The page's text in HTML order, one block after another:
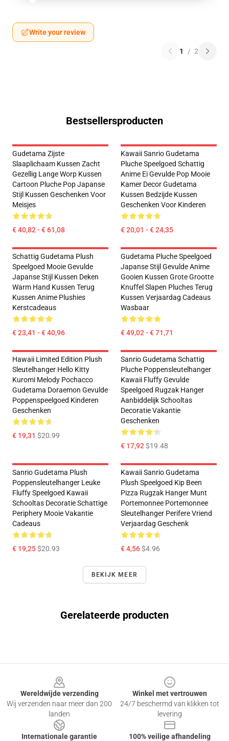
Write your review
1 / 2
Bestsellersproducten
Gudetama Zijste
Slaaplichaam Kussen Zacht
Gezellig Lange Worp Kussen
Cartoon Pluche Pop Japanse
Stijl Kussen Geschenken Voor
Meisjes
€ 40,82 - € 61,08
Kawaii Sanrio Gudetama
Pluche Speelgoed Schattig
Anime Ei Gevulde Pop Mooie
Kamer Decor Gudetama
Kussen Bedzijde Kussen
Geschenken Voor Kinderen
€ 20,01 - € 24,35
Schattig Gudetama Plush
Speelgoed Mooie Gevulde
Japanse Stijl Kussen Deken
Warm Hand Kussen Terug
Kussen Anime Plushies
Kerstcadeaus
€ 23,41 - € 40,96
Gudetama Pluche Speelgoed
Japanse Stijl Gevulde Anime
Gooien Kussen Grote Grootte
Knuffel Slapen Pluches Terug
Kussen Verjaardag Cadeaus
Wasbaar
€ 49,02 - € 71,71
Hawaii Limited Edition Plush
Sleutelhanger Hello Kitty
Kuromi Melody Pochacco
Gudetama Doraemon Gevulde
Poppenspeelgoed Kinderen
Geschenken
€ 19,31 $20.99
Sanrio Gudetama Schattig
Pluche Poppensleutelhanger
Kawaii Fluffy Gevulde
Speelgoed Rugzak Hanger
Aanbiddelijk Schooltas
Decoratie Vakantie
Geschenken
€ 17,92$19.48
Sanrio Gudetama Plush
Poppensleutelhanger Leuke
Fluffy Speelgoed Kawaii
Schooltas Decoratie Schattige
Periphery Mooie Vakantie
Cadeaus
€ 19,25$20.93
Kawaii Sanrio Gudetama
Plush Speelgoed Kip Been
Pizza Rugzak Hanger Munt
Portemonnee Portemonnee
Sleutelhanger Perifere Vriend
Verjaardag Geschenk
€ 4,56$4.96
BEKIJK MEER
Gerelateerde producten
Wereldwijde verzending
Wij verzenden naar meer dan 200
landen
Winkel met vertrouwen
24/7 beschermd van klikken tot
levering
Internationale garantie
100% veilige afhandeling